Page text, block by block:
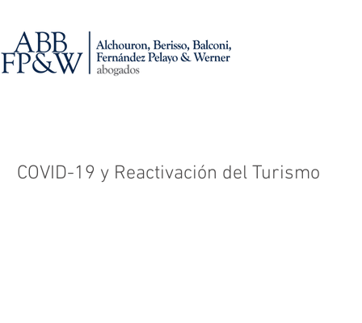
COVID-19 y Reactivación del Turismo